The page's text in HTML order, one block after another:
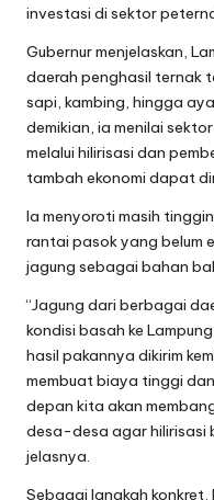
investasi di sektor
Gubernur menjelaskan,
daerah penghasil ternak
sapi, kambing, hingga
demikian, ia menilai
melalui hilirisasi dan
tambah ekonomi dapat
Ia menyoroti masih
rantai pasok yang belum
jagung sebagai bahan
“Jagung dari berbagai
kondisi basah ke
hasil pakannya dikirim
membuat biaya tinggi
depan kita akan
desa-desa agar hilirisasi
jelasnya.
Sebagai langkah konkret,